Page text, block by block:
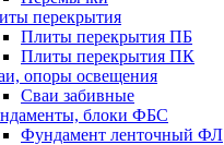
перекрытия
Плиты перекрытия ПБ
Плиты перекрытия ПК
опоры освещения
Сваи забивные
блоки ФБС
Фундамент ленточный ФЛ